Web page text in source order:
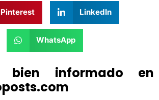
Pinterest LinkedIn
WhatsApp
bien informado en